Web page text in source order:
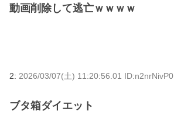
動画削除して逃亡ｗｗｗｗ
2: 2026/03/07(土) 11:20:56.01 ID:n2nrNivP0
ブタ箱ダイエット